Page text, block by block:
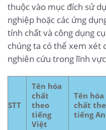
thuộc vào mục đích sử
nghiệp hoặc các ứng
tính chất và công dụng
chúng ta có thể xem xét
nghiên cứu trong lĩnh
STT
Tên hóa
chất
theo
tiếng
Việt
Tên hóa
chất
tiếng